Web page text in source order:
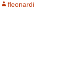
fleonardi